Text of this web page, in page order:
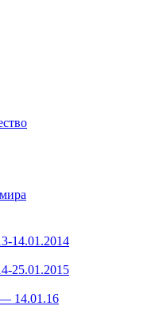
14.01.2014
25.01.2015
— 14.01.16